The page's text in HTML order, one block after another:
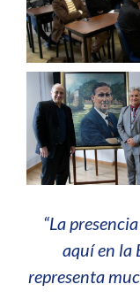
“La
aquí en la
representa